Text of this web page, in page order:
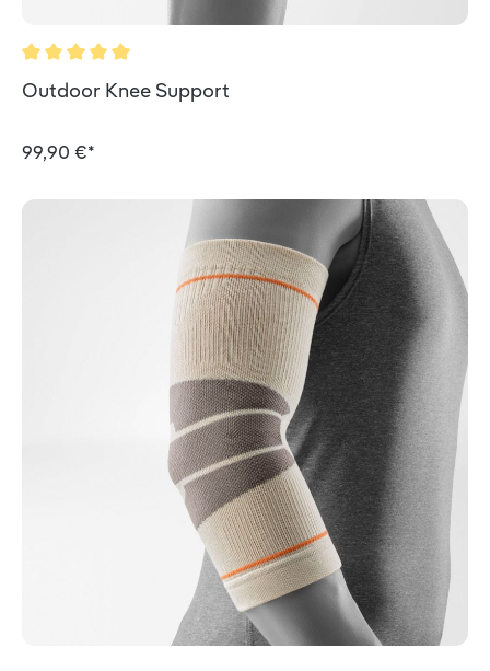
Durchschnittliche Bewertung von 5 von 5 Sternen
Outdoor Knee Support
99,90 €*